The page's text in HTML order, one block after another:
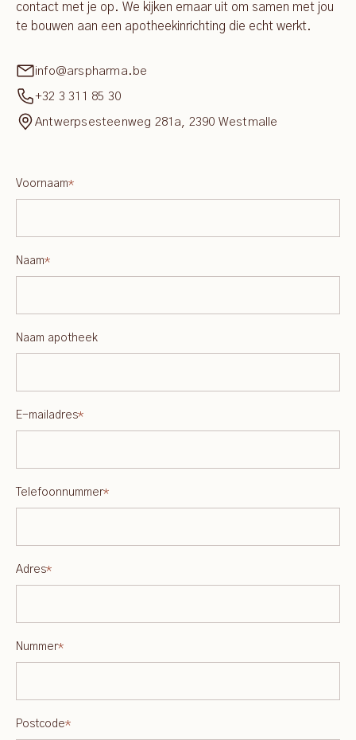
contact met je op. We kijken ernaar uit om samen met jou
te bouwen aan een apotheekinrichting die echt werkt.
info@arspharma.be
+32 3 311 85 30
Antwerpsesteenweg 281a, 2390 Westmalle
Voornaam*
Naam*
Naam apotheek
E-mailadres*
Telefoonnummer*
Adres*
Nummer*
Postcode*